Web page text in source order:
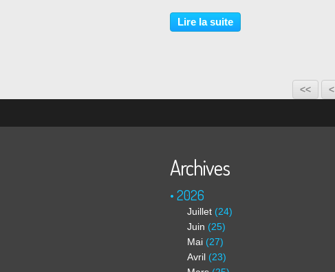
Praz-Delavallade, Nathan Mabry
explore de manière subtile les
Lire la suite
<< <
Archives
2026
Juillet (24)
Juin (25)
Mai (27)
Avril (23)